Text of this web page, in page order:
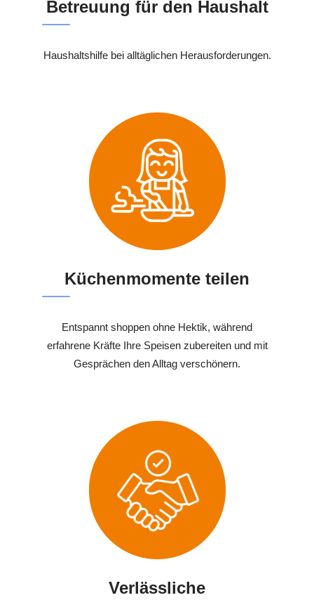
Betreuung für den Haushalt
Haushaltshilfe bei alltäglichen Herausforderungen.
Küchenmomente teilen
Entspannt shoppen ohne Hektik, während
erfahrene Kräfte Ihre Speisen zubereiten und mit
Gesprächen den Alltag verschönern.
Verlässliche